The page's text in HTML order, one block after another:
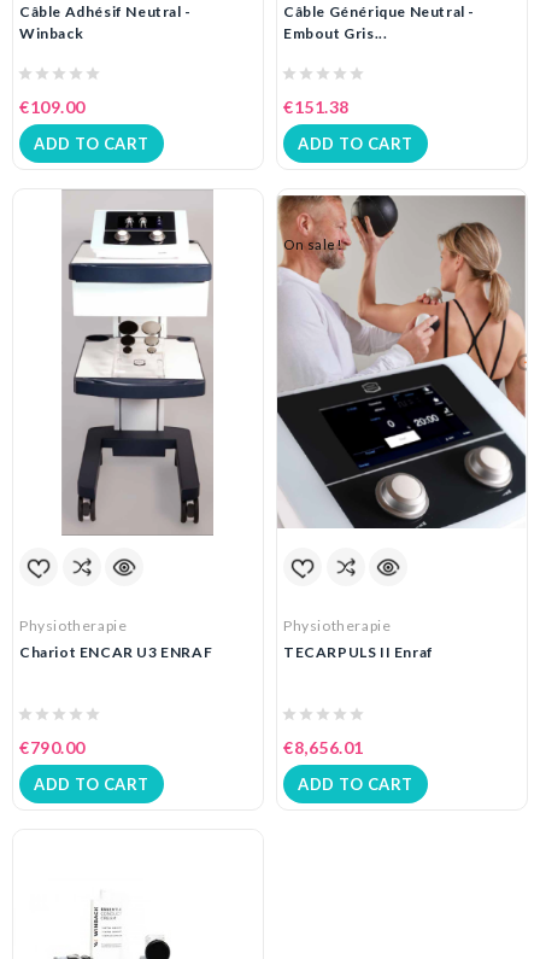
Câble Adhésif Neutral -
Winback
€109.00
ADD TO CART
Câble Générique Neutral -
Embout Gris...
€151.38
ADD TO CART
Physiotherapie
Chariot ENCAR U3 ENRAF
€790.00
ADD TO CART
On sale!
Physiotherapie
TECARPULS II Enraf
€8,656.01
ADD TO CART